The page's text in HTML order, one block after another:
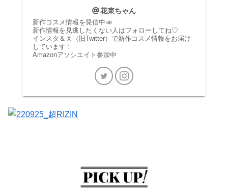
花束ちゃん
新作コスメ情報を発信中📣
新作情報を見逃したくない人はフォローしてね♡
インスタ＆Ｘ（旧Twitter）で新作コスメ情報をお届け
しています！
Amazonアソシエイト参加中